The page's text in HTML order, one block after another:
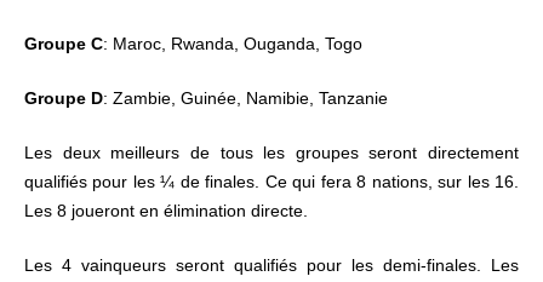
Groupe C: Maroc, Rwanda, Ouganda, Togo
Groupe D: Zambie, Guinée, Namibie, Tanzanie
Les deux meilleurs de tous les groupes seront directement
qualifiés pour les ¼ de finales. Ce qui fera 8 nations, sur les 16.
Les 8 joueront en élimination directe.
Les 4 vainqueurs seront qualifiés pour les demi-finales. Les